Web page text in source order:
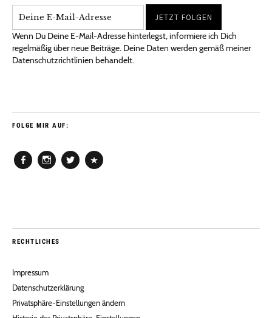
Wenn Du Deine E-Mail-Adresse hinterlegst, informiere ich Dich
regelmäßig über neue Beiträge. Deine Daten werden gemäß meiner
Datenschutzrichtlinien behandelt.
FOLGE MIR AUF:
RECHTLICHES
Impressum
Datenschutzerklärung
Privatsphäre-Einstellungen ändern